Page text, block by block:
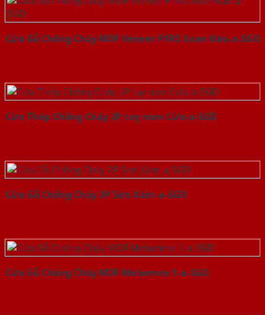
Cửa Gỗ Chống Cháy MDF Veneer P1R5 Xoan Đào-a-SGD
Cửa Thép Chống Cháy 2P tay nam Cửa-a-SGD
Cửa Gỗ Chống Cháy 2P Sơn Xám-a-SGD
Cửa Gỗ Chống Cháy MDF Melamine 1-a-SGD